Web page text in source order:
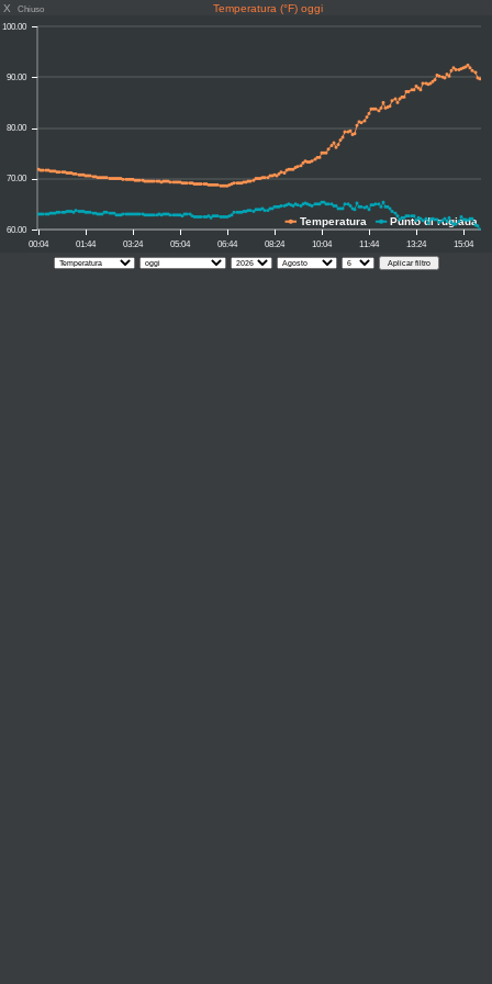
X Chiuso Temperatura (°F) oggi